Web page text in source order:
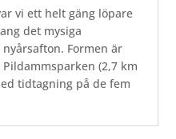
vi ett helt gäng löpare
det mysiga
Formen är
(2,7 km
tidtagning på de fem